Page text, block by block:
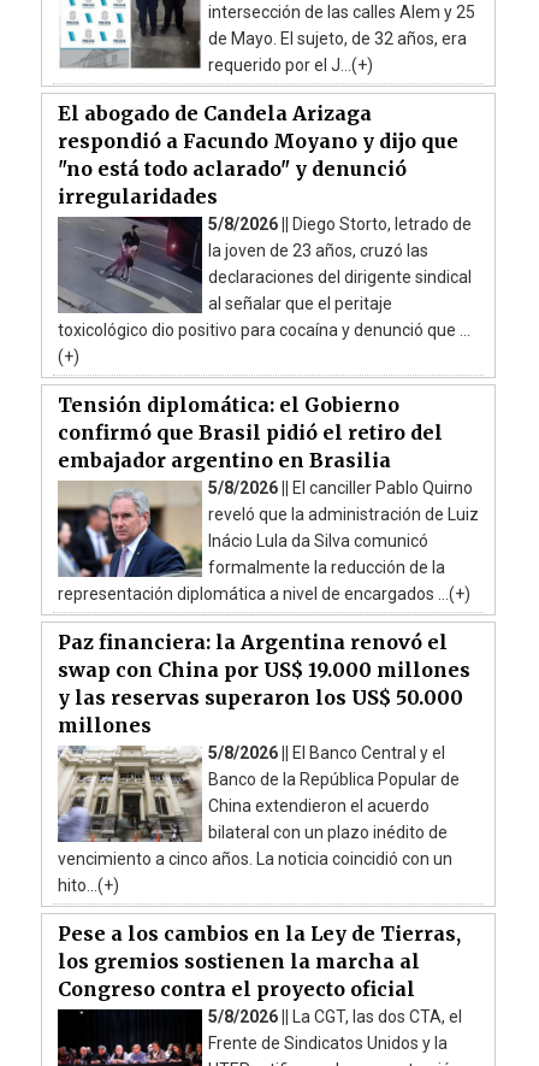
intersección de las calles Alem y 25
de Mayo. El sujeto, de 32 años, era
requerido por el J...(+)
El abogado de Candela Arizaga
respondió a Facundo Moyano y dijo que
"no está todo aclarado" y denunció
irregularidades
5/8/2026 ||
Diego Storto, letrado de
la joven de 23 años, cruzó las
declaraciones del dirigente sindical
al señalar que el peritaje
toxicológico dio positivo para cocaína y denunció que ...
(+)
Tensión diplomática: el Gobierno
confirmó que Brasil pidió el retiro del
embajador argentino en Brasilia
5/8/2026 ||
El canciller Pablo Quirno
reveló que la administración de Luiz
Inácio Lula da Silva comunicó
formalmente la reducción de la
representación diplomática a nivel de encargados ...(+)
Paz financiera: la Argentina renovó el
swap con China por US$ 19.000 millones
y las reservas superaron los US$ 50.000
millones
5/8/2026 ||
El Banco Central y el
Banco de la República Popular de
China extendieron el acuerdo
bilateral con un plazo inédito de
vencimiento a cinco años. La noticia coincidió con un
hito...(+)
Pese a los cambios en la Ley de Tierras,
los gremios sostienen la marcha al
Congreso contra el proyecto oficial
5/8/2026 ||
La CGT, las dos CTA, el
Frente de Sindicatos Unidos y la